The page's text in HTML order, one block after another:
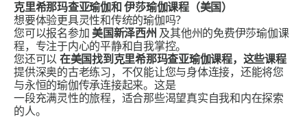
克里希那玛查亚瑜伽和 伊莎瑜伽课程（美国）
想要体验更具灵性和传统的瑜伽吗？
您可以报名参加 美国新泽西州 及其他州的免费伊莎瑜伽课
程，专注于内心的平静和自我掌控。
您还可以 在美国找到克里希那玛查亚瑜伽课程，这些课程
提供深奥的古老练习，不仅能让您与身体连接，还能将您
与永恒的瑜伽传承连接起来。这是
一段充满灵性的旅程，适合那些渴望真实自我和内在探索
的人。